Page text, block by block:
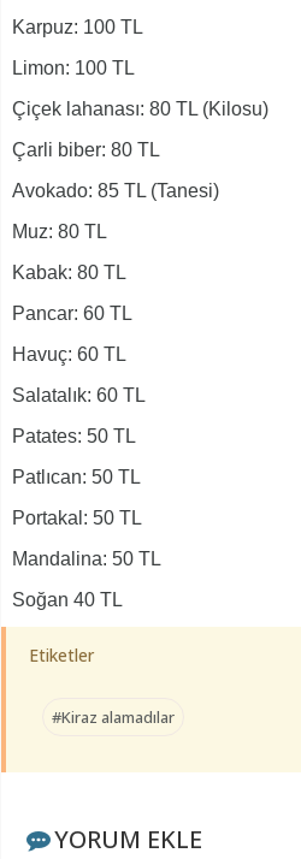
Karpuz: 100 TL
Limon: 100 TL
Çiçek lahanası: 80 TL (Kilosu)
Çarli biber: 80 TL
Avokado: 85 TL (Tanesi)
Muz: 80 TL
Kabak: 80 TL
Pancar: 60 TL
Havuç: 60 TL
Salatalık: 60 TL
Patates: 50 TL
Patlıcan: 50 TL
Portakal: 50 TL
Mandalina: 50 TL
Soğan 40 TL
Etiketler
#Kiraz alamadılar
YORUM EKLE